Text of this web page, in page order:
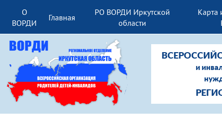
О
ВОРДИ
Главная
РО ВОРДИ Иркутской
области
Карта
и